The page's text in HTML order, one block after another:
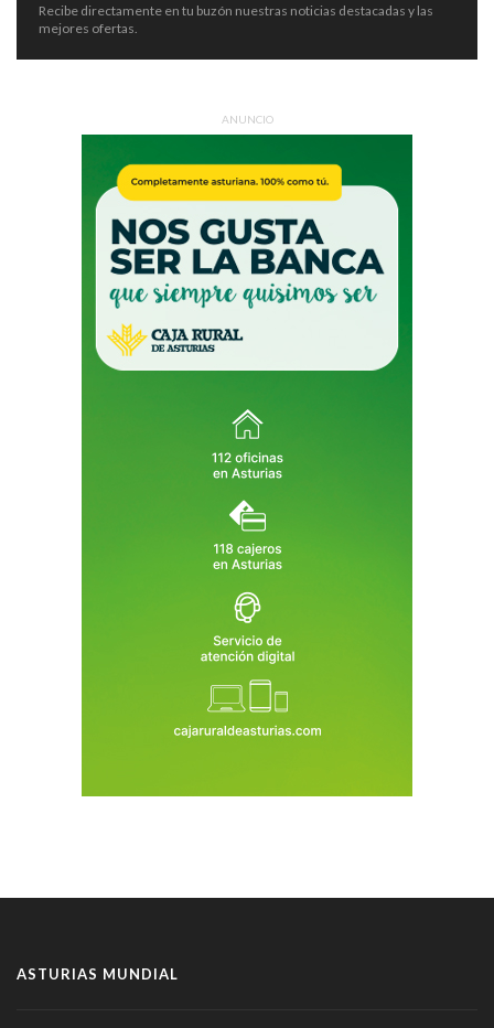
Recibe directamente en tu buzón nuestras noticias destacadas y las
mejores ofertas.
ANUNCIO
ASTURIAS MUNDIAL